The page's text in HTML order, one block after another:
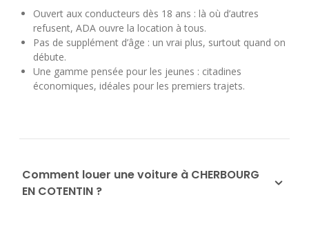
Ouvert aux conducteurs dès 18 ans : là où d’autres
refusent, ADA ouvre la location à tous.
Pas de supplément d’âge : un vrai plus, surtout quand on
débute.
Une gamme pensée pour les jeunes : citadines
économiques, idéales pour les premiers trajets.
Comment louer une voiture à CHERBOURG
EN COTENTIN ?